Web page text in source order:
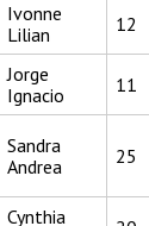
Ivonne
Lilian
12
Jorge
Ignacio
11
Sandra
Andrea
25
Cynthia